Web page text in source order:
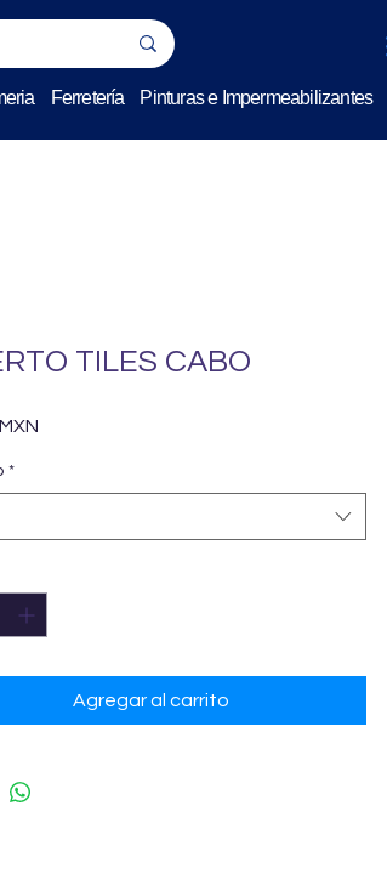
Ferretería Pinturas e Impermeabilizantes
TILES CABO
*
Agregar al carrito